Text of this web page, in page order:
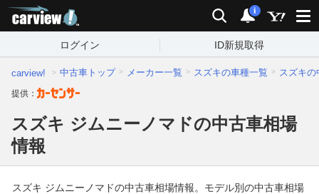
検索 通知
i
ログイン ID新規取得
carview! 中古車トップ メーカー一覧 スズキの車種一覧 スズキの
提供：
スズキ ジムニーノマドの中古車相場
情報
スズキ ジムニーノマドの中古車相場情報。モデル別の中古車相場
支払総額 2017年 2018年
支払総額 4万km 5万km 6